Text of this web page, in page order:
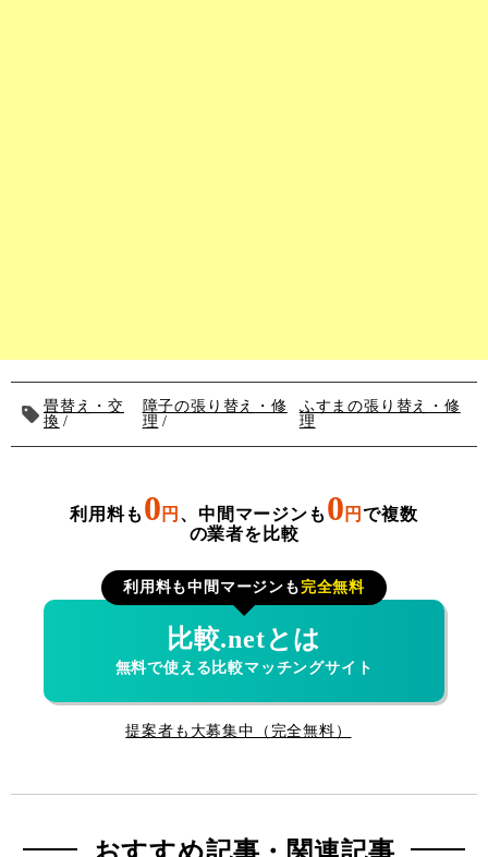
畳替え・交
換
障子の張り替え・修
理
ふすまの張り替え・修
理
利用料も 0 円 、中間マージンも 0 円で複数
の業者を比較
利用料も中間マージンも 完全無料
比較.netとは
無料で使える比較マッチングサイト
提案者も大募集中（完全無料）